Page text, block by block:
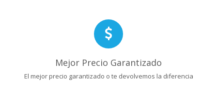
Mejor Precio Garantizado
El mejor precio garantizado o te devolvemos la diferencia